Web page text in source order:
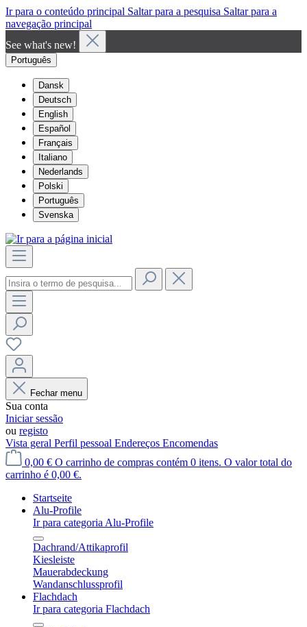
Ir para o conteúdo principal Saltar para a pesquisa Saltar para a
navegação principal
See what's new!
Português
Dansk
Deutsch
English
Español
Français
Italiano
Nederlands
Polski
Português
Svenska
Fechar menu
Sua conta
Iniciar sessão
ou registo
Vista geral Perfil pessoal Endereços Encomendas
0,00 € O carrinho de compras contém 0 itens. O valor total do
carrinho é 0,00 €.
Startseite
Alu-Profile
Ir para categoria Alu-Profile
Dachrand/Attikaprofil
Kiesleiste
Mauerabdeckung
Wandanschlussprofil
Flachdach
Ir para categoria Flachdach